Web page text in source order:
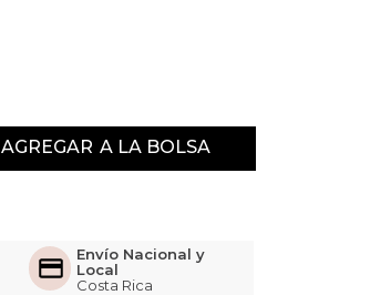
AGREGAR
Envío Nacional y
Local
Costa Rica